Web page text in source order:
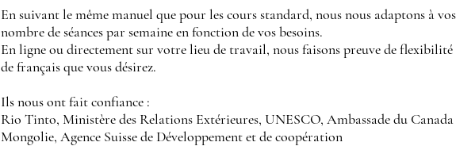
En suivant le même manuel que pour les cours standard, nous nous adaptons à
nombre de séances par semaine en fonction de vos besoins.
En ligne ou directement sur votre lieu de travail, nous faisons preuve de
de français que vous désirez.
Ils nous ont fait confiance :
Rio Tinto, Ministère des Relations Extérieures, UNESCO, Ambassade du
Mongolie, Agence Suisse de Développement et de coopération